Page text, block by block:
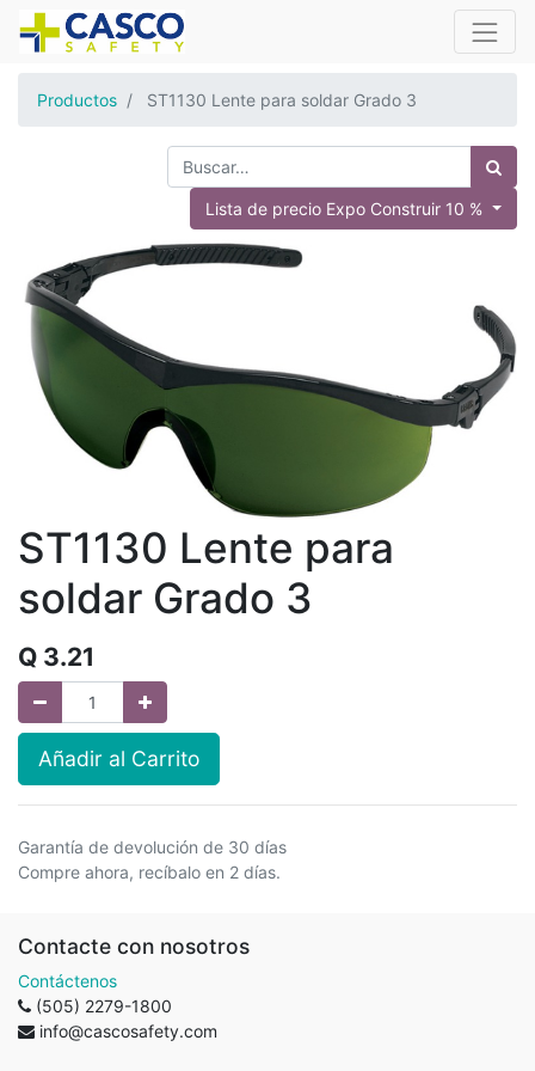
Productos ST1130 Lente para soldar Grado 3
Lista de precio Expo Construir 10 %
ST1130 Lente para
soldar Grado 3
Q 3.21
Añadir al Carrito
Garantía de devolución de 30 días
Compre ahora, recíbalo en 2 días.
Contacte con nosotros
Contáctenos
(505) 2279-1800
info@cascosafety.com